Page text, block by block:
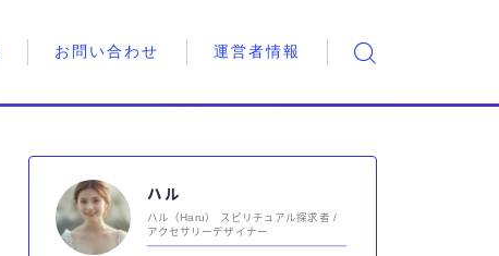
お問い合わせ 運営者情報
ハル
ハル（Haru） スピリチュアル探求者 /
アクセサリーデザイナー